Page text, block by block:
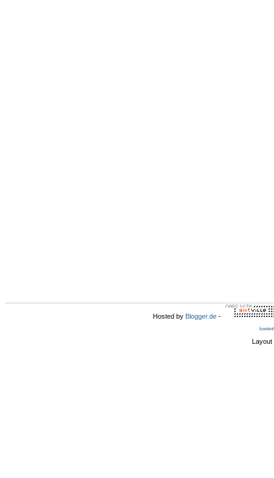
Hosted by Blogger.de -